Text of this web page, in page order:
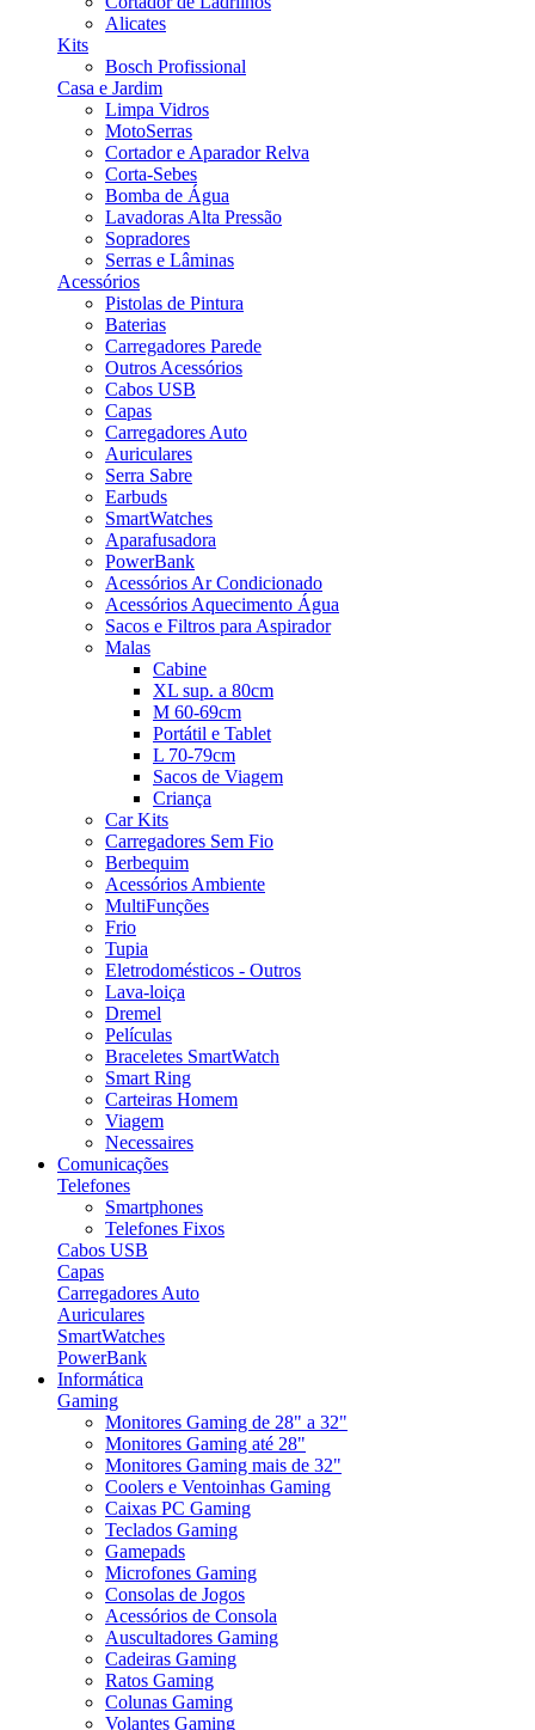
Alicates
Kits
Bosch Profissional
Casa e Jardim
Limpa Vidros
MotoSerras
Cortador e Aparador Relva
Corta-Sebes
Bomba de Água
Lavadoras Alta Pressão
Sopradores
Serras e Lâminas
Acessórios
Pistolas de Pintura
Baterias
Carregadores Parede
Outros Acessórios
Cabos USB
Capas
Carregadores Auto
Auriculares
Serra Sabre
Earbuds
SmartWatches
Aparafusadora
PowerBank
Acessórios Ar Condicionado
Acessórios Aquecimento Água
Sacos e Filtros para Aspirador
Malas
Cabine
XL sup. a 80cm
M 60-69cm
Portátil e Tablet
L 70-79cm
Sacos de Viagem
Criança
Car Kits
Carregadores Sem Fio
Berbequim
Acessórios Ambiente
MultiFunções
Frio
Tupia
Eletrodomésticos - Outros
Lava-loiça
Dremel
Películas
Braceletes SmartWatch
Smart Ring
Carteiras Homem
Viagem
Necessaires
Comunicações
Telefones
Smartphones
Telefones Fixos
Cabos USB
Capas
Carregadores Auto
Auriculares
SmartWatches
PowerBank
Informática
Gaming
Monitores Gaming de 28" a 32"
Monitores Gaming até 28"
Monitores Gaming mais de 32"
Coolers e Ventoinhas Gaming
Caixas PC Gaming
Teclados Gaming
Gamepads
Microfones Gaming
Consolas de Jogos
Acessórios de Consola
Auscultadores Gaming
Cadeiras Gaming
Ratos Gaming
Colunas Gaming
Volantes Gaming